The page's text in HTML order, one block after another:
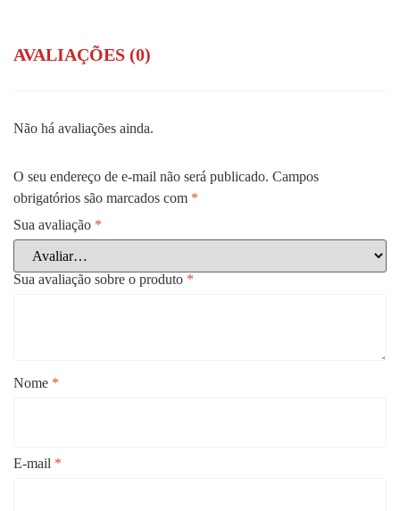
AVALIAÇÕES (0)
Não há avaliações ainda.
O seu endereço de e-mail não será publicado. Campos
obrigatórios são marcados com *
Sua avaliação *
Sua avaliação sobre o produto *
Nome *
E-mail *